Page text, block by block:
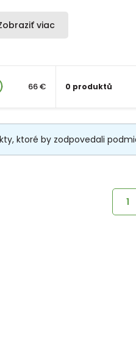
viac
0 produktů
66 €
ktoré by zodpovedali
1